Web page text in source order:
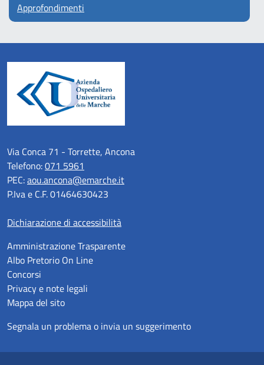
Approfondimenti
Via Conca 71 - Torrette, Ancona
Telefono:071 5961
PEC:aou.ancona@emarche.it
P.Iva e C.F. 01464630423
Dichiarazione di accessibilità
Amministrazione Trasparente
Albo Pretorio On Line
Concorsi
Privacy e note legali
Mappa del sito
Segnala un problema o invia un suggerimento